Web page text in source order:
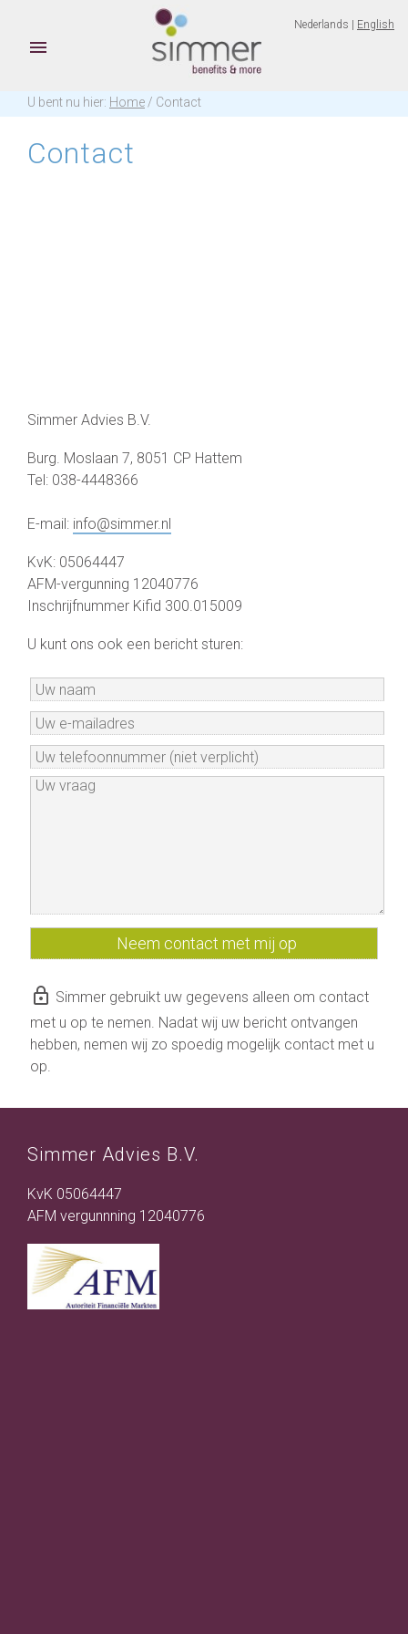
Nederlands | English

U bent nu hier: Home / Contact
Contact
Simmer Advies B.V.
Burg. Moslaan 7, 8051 CP Hattem
Tel: 038-4448366
E-mail: info@simmer.nl
KvK: 05064447
AFM-vergunning 12040776
Inschrijfnummer Kifid 300.015009
U kunt ons ook een bericht sturen:
lock_outline Simmer gebruikt uw gegevens alleen om contact
met u op te nemen. Nadat wij uw bericht ontvangen
hebben, nemen wij zo spoedig mogelijk contact met u
op.
Simmer Advies B.V.
KvK 05064447
AFM vergunnning 12040776